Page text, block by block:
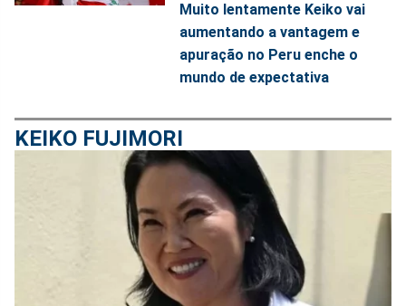
Muito lentamente Keiko vai
aumentando a vantagem e
apuração no Peru enche o
mundo de expectativa
KEIKO FUJIMORI